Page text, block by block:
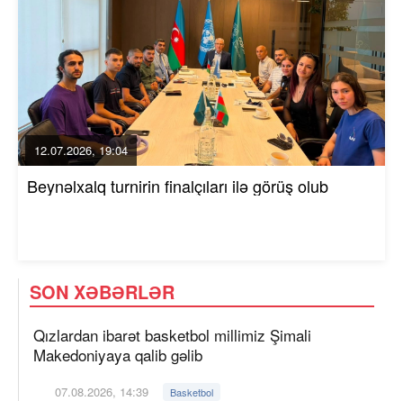
12.07.2026, 19:04
Beynəlxalq turnirin finalçıları ilə görüş olub
SON XƏBƏRLƏR
Qızlardan ibarət basketbol millimiz Şimali
Makedoniyaya qalib gəlib
07.08.2026, 14:39 Basketbol